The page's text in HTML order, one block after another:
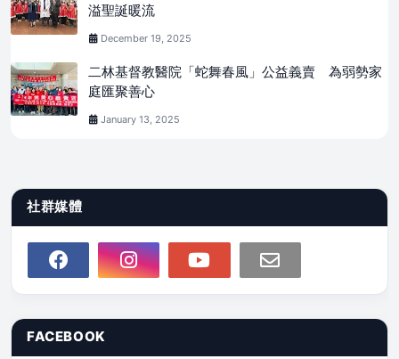
溢聖誕暖流
December 19, 2025
二林基督教醫院「蛇舞春風」公益義賣 為弱勢家
庭匯聚善心
January 13, 2025
社群媒體
FACEBOOK